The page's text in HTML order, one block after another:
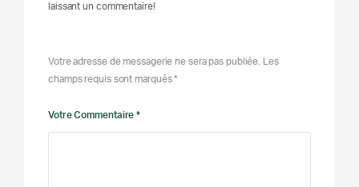
laissant un commentaire!
Votre adresse de messagerie ne sera pas publiée. Les
champs requis sont marqués *
Votre Commentaire *